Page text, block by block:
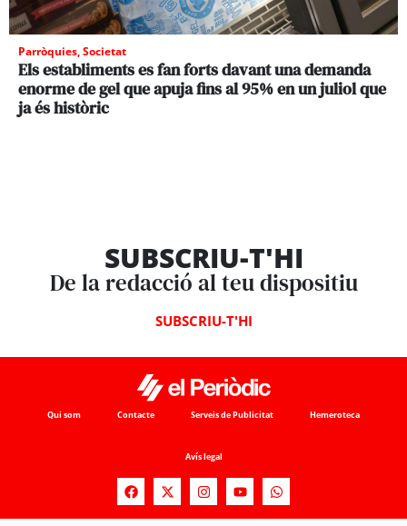
Parròquies,Societat
Els establiments es fan forts davant una demanda
enorme de gel que apuja fins al 95% en un juliol que
ja és històric
SUBSCRIU-T'HI
De la redacció al teu dispositiu
SUBSCRIU-T'HI
Qui som Contacte Serveis de Publicitat Hemeroteca
Avís legal